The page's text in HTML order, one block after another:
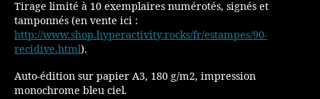
Tirage limité à 10 exemplaires numérotés, signés et
tamponnés (en vente ici :
http://www.shop.hyperactivity.rocks/fr/estampes/90-
recidive.html).
Auto-édition sur papier A3, 180 g/m2, impression
monochrome bleu ciel.